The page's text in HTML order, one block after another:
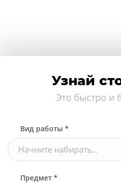
Узнай
Это быстро и
Вид работы *
Начните набирать...
Предмет *